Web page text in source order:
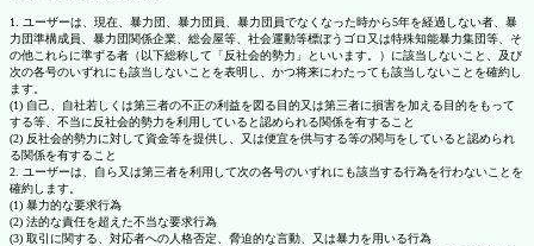
1. ユーザーは、現在、暴力団、暴力団員、暴力団員でなくなった時から5年を経過しない者、暴
力団準構成員、暴力団関係企業、総会屋等、社会運動等標ぼうゴロ又は特殊知能暴力集団等、そ
の他これらに準ずる者（以下総称して「反社会的勢力」といいます。）に該当しないこと、及び
次の各号のいずれにも該当しないことを表明し、かつ将来にわたっても該当しないことを確約し
ます。
(1) 自己、自社若しくは第三者の不正の利益を図る目的又は第三者に損害を加える目的をもって
する等、不当に反社会的勢力を利用していると認められる関係を有すること
(2) 反社会的勢力に対して資金等を提供し、又は便宜を供与する等の関与をしていると認められ
る関係を有すること
2. ユーザーは、自ら又は第三者を利用して次の各号のいずれにも該当する行為を行わないことを
確約します。
(1) 暴力的な要求行為
(2) 法的な責任を超えた不当な要求行為
(3) 取引に関する、対応者への人格否定、脅迫的な言動、又は暴力を用いる行為